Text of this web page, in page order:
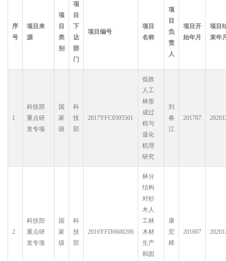
序
号
项目来
源
项
目
类
别
项
目
下
达
部
门
项目编号
项目
名称
项
目
负
责
人
项目开
始年月
项目
束年
1
科技部
重点研
发专项
国
家
级
科
技
部
2017YFC0505501
低效
人工
林形
成过
程与
退化
机理
研究
刘
春
江
201707
2
科技部
重点研
发专项
国
家
级
科
技
部
2016YFD0600206
林分
结构
对杉
木人
工林
木材
生产
和固
康
宏
樟
201607